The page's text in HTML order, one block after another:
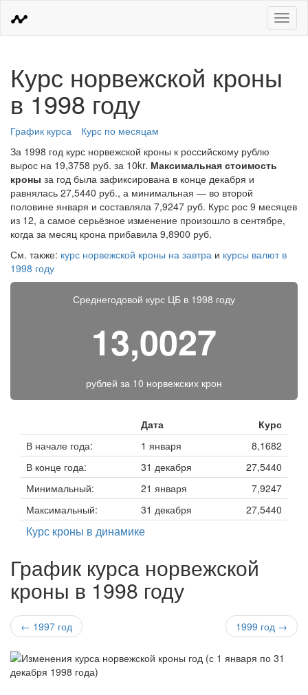
Меню
Курс норвежской кроны
в 1998 году
График курса
Курс по месяцам
За 1998 год курс норвежской кроны к российскому рублю
вырос на 19,3758 руб. за 10kr. Максимальная стоимость
кроны за год была зафиксирована в конце декабря и
равнялась 27,5440 руб., а минимальная — во второй
половине января и составляла 7,9247 руб. Курс рос 9 месяцев
из 12, а самое серьёзное изменение произошло в сентябре,
когда за месяц крона прибавила 9,8900 руб.
См. также: курс норвежской кроны на завтра и курсы валют в
1998 году
Среднегодовой курс ЦБ в 1998 году
13,0027
рублей за 10 норвежских крон
Дата
Курс
В начале года:
1 января
8,1682
В конце года:
31 декабря
27,5440
Минимальный:
21 января
7,9247
Максимальный:
31 декабря 27,5440
Курс кроны в динамике
График курса норвежской
кроны в 1998 году
← 1997 год 1999 год →